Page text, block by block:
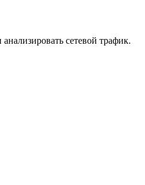
сетевой трафик.